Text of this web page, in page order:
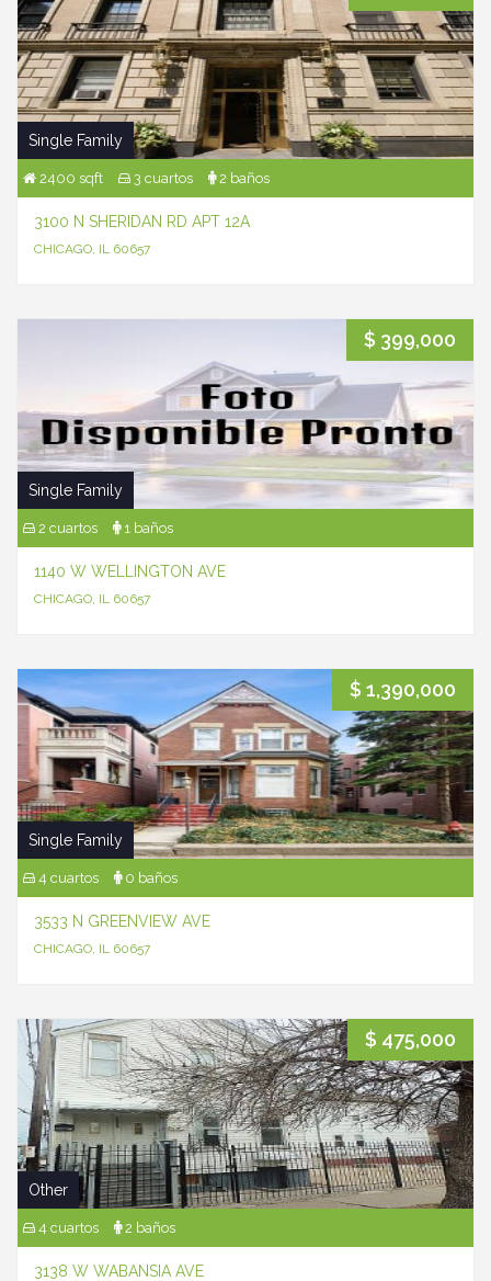
Single Family
2400 sqft 3 cuartos 2 baños
3100 N SHERIDAN RD APT 12A
CHICAGO, IL 60657
$ 399,000
Single Family
2 cuartos 1 baños
1140 W WELLINGTON AVE
CHICAGO, IL 60657
$ 1,390,000
Single Family
4 cuartos 0 baños
3533 N GREENVIEW AVE
CHICAGO, IL 60657
$ 475,000
Other
4 cuartos 2 baños
3138 W WABANSIA AVE